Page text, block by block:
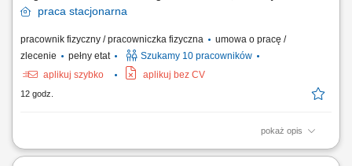
praca stacjonarna
pracownik fizyczny / pracowniczka fizyczna
umowa o pracę /
zlecenie
pełny etat
Szukamy 10 pracowników
aplikuj szybko
aplikuj bez CV
12 godz.
pokaż opis
Zakres obowiązków: Obsługa maszyn i urządzeń na linii produkcyjnej;